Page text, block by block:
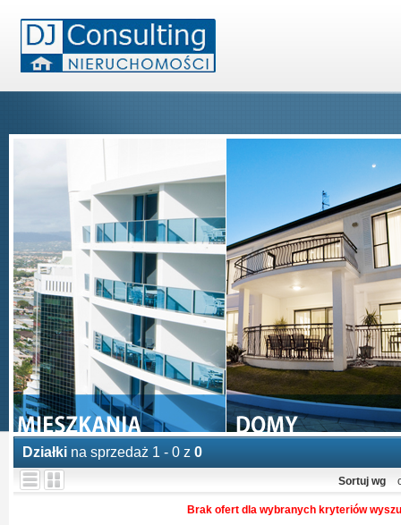
Działki na sprzedaż 1 - 0 z 0
Sortuj wg
Brak ofert dla wybranych kryteriów